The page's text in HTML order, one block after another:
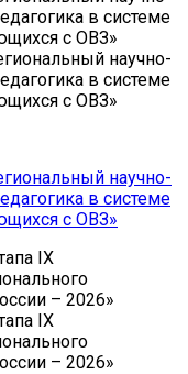
в системе
с ОВЗ»
научно-
в системе
с ОВЗ»
научно-
в системе
с ОВЗ»
IX
– 2026»
IX
– 2026»